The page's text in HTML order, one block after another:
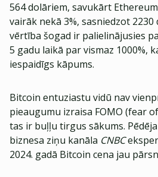
564 dolāriem, savukārt
vairāk nekā 3%, sasniedzot
vērtība šogad ir palielinājusies
5 gadu laikā par vismaz 1000%,
iespaidīgs kāpums.
Bitcoin entuziastu vidū nav
pieaugumu izraisa FOMO (fear
tas ir buļļu tirgus sākums.
biznesa ziņu kanāla CNBC
2024. gadā Bitcoin cena jau